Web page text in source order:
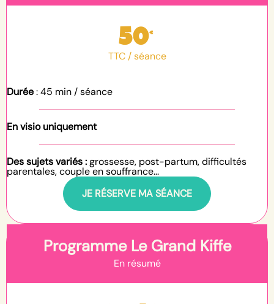
50€
TTC / séance
Durée: 45 min / séance
En visio uniquement
Des sujets variés :grossesse, post-partum, difficultés
parentales, couple en souffrance...
JE RÉSERVE MA SÉANCE
Programme Le Grand Kiffe
En résumé